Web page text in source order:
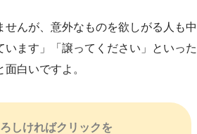
せんが、意外なものを欲しがる人も中
います」「譲ってください」といった
白いですよ。
しければクリックを